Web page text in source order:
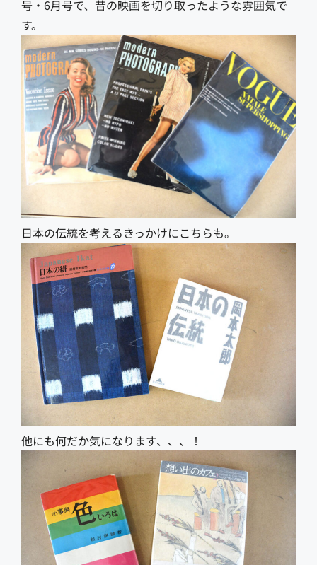
号・6月号で、昔の映画を切り取ったような雰囲気で
す。
日本の伝統を考えるきっかけにこちらも。
他にも何だか気になります、、、！